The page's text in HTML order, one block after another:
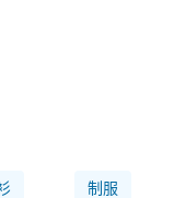
制服